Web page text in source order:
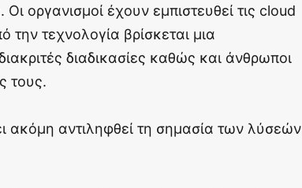
οργανισμοί έχουν εμπιστευθεί τις cloud
την τεχνολογία βρίσκεται μια
διαδικασίες καθώς και άνθρωποι
τους.
ακόμη αντιληφθεί τη σημασία των λύσεών